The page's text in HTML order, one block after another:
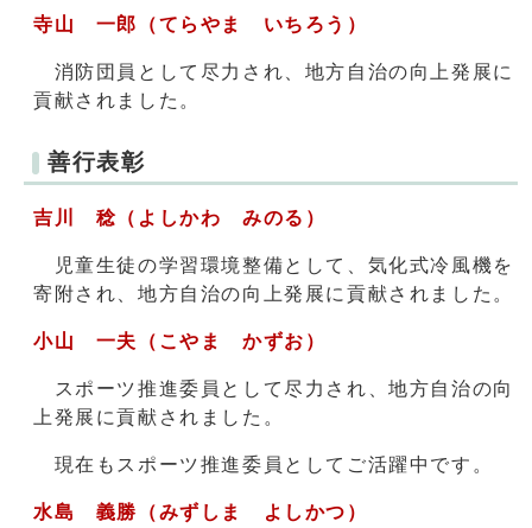
寺山 一郎（てらやま いちろう）
消防団員として尽力され、地方自治の向上発展に
貢献されました。
善行表彰
吉川 稔（よしかわ みのる）
児童生徒の学習環境整備として、気化式冷風機を
寄附され、地方自治の向上発展に貢献されました。
小山 一夫（こやま かずお）
スポーツ推進委員として尽力され、地方自治の向
上発展に貢献されました。
現在もスポーツ推進委員としてご活躍中です。
水島 義勝（みずしま よしかつ）